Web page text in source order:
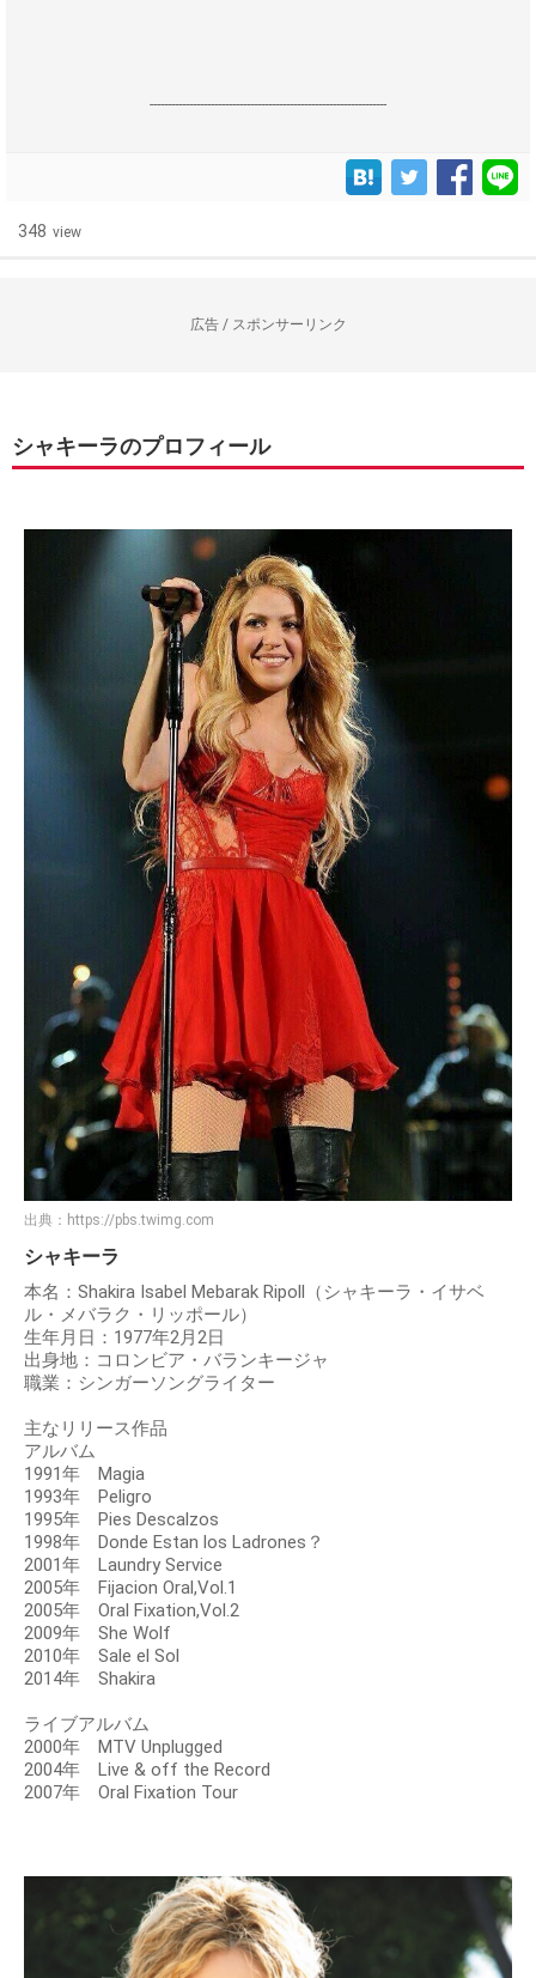
------------------------------------------------------------------
348 view
広告 / スポンサーリンク
シャキーラのプロフィール
出典： https://pbs.twimg.com
シャキーラ
本名：Shakira Isabel Mebarak Ripoll（シャキーラ・イサベ
ル・メバラク・リッポール）
生年月日：1977年2月2日
出身地：コロンビア・バランキージャ
職業：シンガーソングライター
主なリリース作品
アルバム
1991年 Magia
1993年 Peligro
1995年 Pies Descalzos
1998年 Donde Estan los Ladrones？
2001年 Laundry Service
2005年 Fijacion Oral,Vol.1
2005年 Oral Fixation,Vol.2
2009年 She Wolf
2010年 Sale el Sol
2014年 Shakira
ライブアルバム
2000年 MTV Unplugged
2004年 Live & off the Record
2007年 Oral Fixation Tour